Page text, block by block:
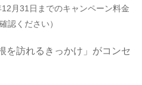
31日までのキャンペーン料金
認ください）
を訪れるきっかけ」がコンセ